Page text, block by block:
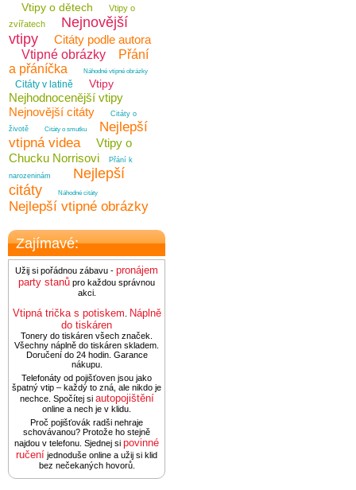
Vtipy o dětech
Vtipy o
zvířatech
Nejnovější
vtipy
Citáty podle autora
Vtipné obrázky
Přání
a přáníčka
Náhodné vtipné obrázky
Citáty v latině Vtipy
Nejhodnocenější vtipy
Nejnovější citáty
Citáty o
životě
Citáty o smutku
Nejlepší
vtipná videa
Vtipy o
Chucku Norrisovi
Přání k
narozeninám
Nejlepší
citáty
Náhodné citáty
Nejlepší vtipné obrázky
Zajímavé:
Užij si pořádnou zábavu - pronájem
party stanů pro každou správnou
akci.
Vtipná trička s potiskem Náplně
do tiskáren
Tonery do tiskáren všech značek.
Všechny náplně do tiskáren skladem.
Doručení do 24 hodin. Garance
nákupu.
Telefonáty od pojišťoven jsou jako
špatný vtip – každý to zná, ale nikdo je
nechce. Spočítej si autopojištění
online a nech je v klidu.
Proč pojišťovák radši nehraje
schovávanou? Protože ho stejně
najdou v telefonu. Sjednej si povinné
ručení jednoduše online a užij si klid
bez nečekaných hovorů.